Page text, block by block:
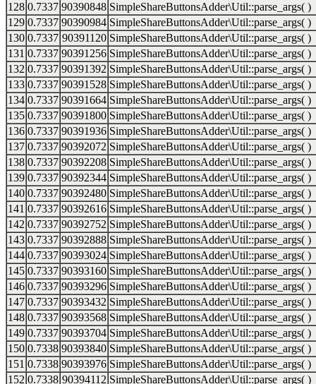
128 0.7337 90390848 SimpleShareButtonsAdder\Util::parse_args( )
129 0.7337 90390984 SimpleShareButtonsAdder\Util::parse_args( )
130 0.7337 90391120 SimpleShareButtonsAdder\Util::parse_args( )
131 0.7337 90391256 SimpleShareButtonsAdder\Util::parse_args( )
132 0.7337 90391392 SimpleShareButtonsAdder\Util::parse_args( )
133 0.7337 90391528 SimpleShareButtonsAdder\Util::parse_args( )
134 0.7337 90391664 SimpleShareButtonsAdder\Util::parse_args( )
135 0.7337 90391800 SimpleShareButtonsAdder\Util::parse_args( )
136 0.7337 90391936 SimpleShareButtonsAdder\Util::parse_args( )
137 0.7337 90392072 SimpleShareButtonsAdder\Util::parse_args( )
138 0.7337 90392208 SimpleShareButtonsAdder\Util::parse_args( )
139 0.7337 90392344 SimpleShareButtonsAdder\Util::parse_args( )
140 0.7337 90392480 SimpleShareButtonsAdder\Util::parse_args( )
141 0.7337 90392616 SimpleShareButtonsAdder\Util::parse_args( )
142 0.7337 90392752 SimpleShareButtonsAdder\Util::parse_args( )
143 0.7337 90392888 SimpleShareButtonsAdder\Util::parse_args( )
144 0.7337 90393024 SimpleShareButtonsAdder\Util::parse_args( )
145 0.7337 90393160 SimpleShareButtonsAdder\Util::parse_args( )
146 0.7337 90393296 SimpleShareButtonsAdder\Util::parse_args( )
147 0.7337 90393432 SimpleShareButtonsAdder\Util::parse_args( )
148 0.7337 90393568 SimpleShareButtonsAdder\Util::parse_args( )
149 0.7337 90393704 SimpleShareButtonsAdder\Util::parse_args( )
150 0.7338 90393840 SimpleShareButtonsAdder\Util::parse_args( )
151 0.7338 90393976 SimpleShareButtonsAdder\Util::parse_args( )
152 0.7338 90394112 SimpleShareButtonsAdder\Util::parse_args( )